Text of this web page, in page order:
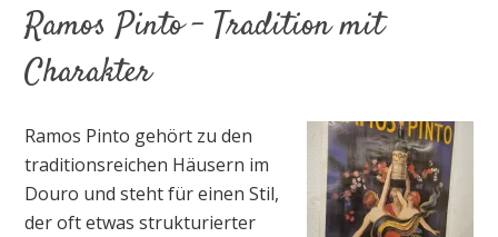
Ramos Pinto – Tradition mit
Charakter
Ramos Pinto gehört zu den
traditionsreichen Häusern im
Douro und steht für einen Stil,
der oft etwas strukturierter